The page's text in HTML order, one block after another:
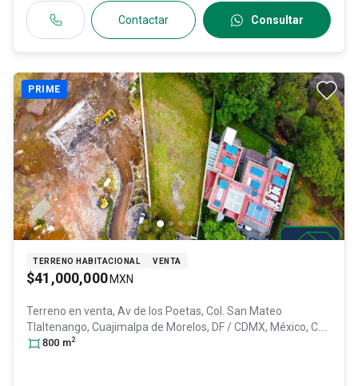
Contactar Consultar
PRIME
TERRENO HABITACIONAL VENTA
$41,000,000 MXN
Terreno en venta, Av de los Poetas, Col. San Mateo
Tlaltenango, Cuajimalpa de Morelos, DF / CDMX, México, C.P.
05600, ID:
800 m2